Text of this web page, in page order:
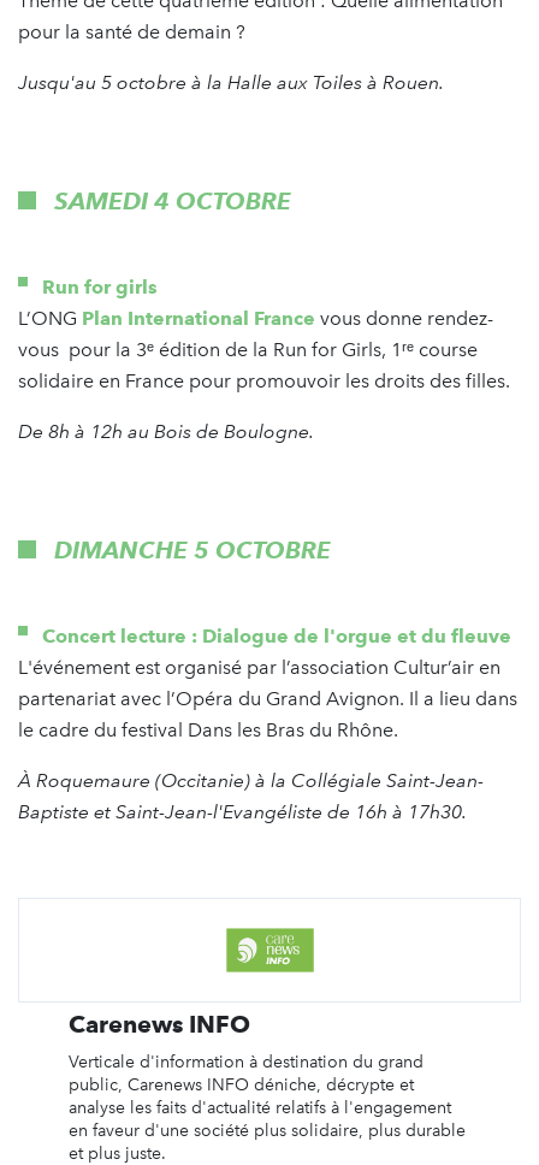
pour la santé de demain ?
Jusqu'au 5 octobre à la Halle aux Toiles à Rouen.
SAMEDI 4 OCTOBRE
Run for girls
L’ONG Plan International France vous donne rendez-
vous pour la 3ᵉ édition de la Run for Girls, 1ʳᵉ course
solidaire en France pour promouvoir les droits des filles.
De 8h à 12h au Bois de Boulogne.
DIMANCHE 5 OCTOBRE
Concert lecture : Dialogue de l'orgue et du fleuve
L'événement est organisé par l’association Cultur’air en
partenariat avec l’Opéra du Grand Avignon. Il a lieu dans
le cadre du festival Dans les Bras du Rhône.
À Roquemaure (Occitanie) à la Collégiale Saint-Jean-
Baptiste et Saint-Jean-l'Evangéliste de 16h à 17h30.
Carenews INFO
Verticale d'information à destination du grand
public, Carenews INFO déniche, décrypte et
analyse les faits d'actualité relatifs à l'engagement
en faveur d'une société plus solidaire, plus durable
et plus juste.